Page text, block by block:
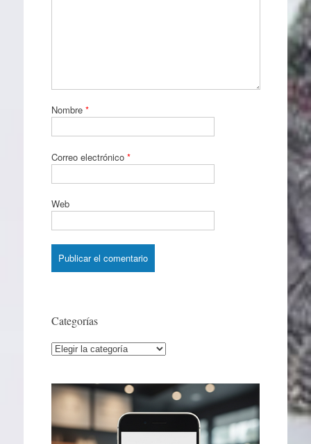
Nombre *
Correo electrónico *
Web
Categorías
Categorías